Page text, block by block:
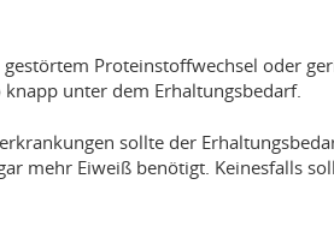
Proteinstoffwechsel oder
unter dem Erhaltungsbedarf.
sollte der
mehr Eiweiß benötigt. Keinesfalls